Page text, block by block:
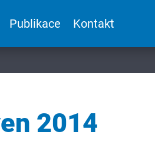
Publikace Kontakt
2014